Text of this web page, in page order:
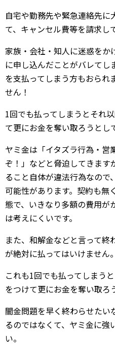
自宅や勤務先や緊急連絡先に
て、キャンセル費等を請求し
家族・会社・知人に迷惑をか
に申し込んだことがバレてし
を支払ってしまう方もおられ
せん！
1回でも払ってしまうとそれ
て更にお金を奪い取ろうとし
ヤミ金は「イタズラ行為・営
ぞ！」などと脅迫してきます
ること自体が違法行為なので
可能性があります。契約も無
態で、いきなり多額の費用が
は考えにくいです。
また、和解金などと言って
が絶対に払ってはいけません。
これも1回でも払ってしまう
をつけて更にお金を奪い取ろ
闇金問題を早く終わらせたい
るのではなくて、ヤミ金に強
い。